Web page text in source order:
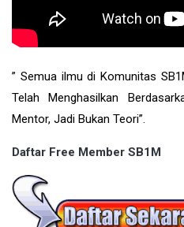
” Semua ilmu di Komunitas
Telah Menghasilkan
Mentor, Jadi Bukan Teori”.
Daftar Free Member SB1M